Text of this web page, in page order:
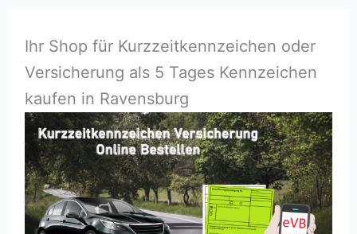
Ihr Shop für Kurzzeitkennzeichen oder
Versicherung als 5 Tages Kennzeichen
kaufen in Ravensburg